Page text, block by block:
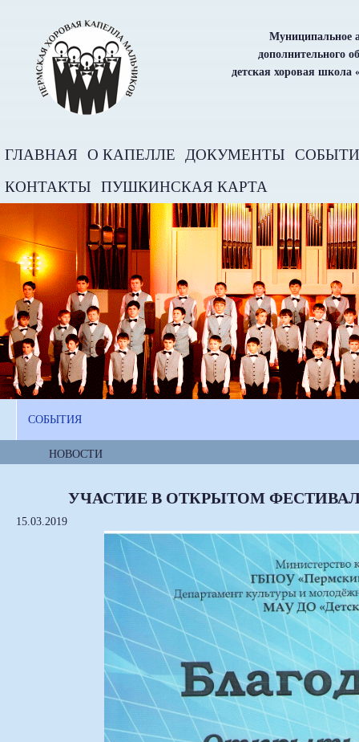
Муниципальное
дополнительного
детская хоровая школа
ГЛАВНАЯ О КАПЕЛЛЕ ДОКУМЕНТЫ
КОНТАКТЫ
ПУШКИНСКАЯ КАРТА
СОБЫТИЯ
НОВОСТИ
УЧАСТИЕ В ОТКРЫТОМ
15.03.2019